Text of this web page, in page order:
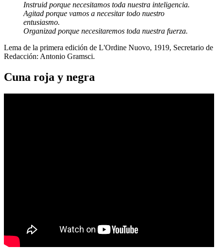
Instruid porque necesitamos toda nuestra inteligencia.
Agitad porque vamos a necesitar todo nuestro
entusiasmo.
Organizad porque necesitaremos toda nuestra fuerza.
Lema de la primera edición de L'Ordine Nuovo, 1919, Secretario de
Redacción: Antonio Gramsci.
Cuna roja y negra